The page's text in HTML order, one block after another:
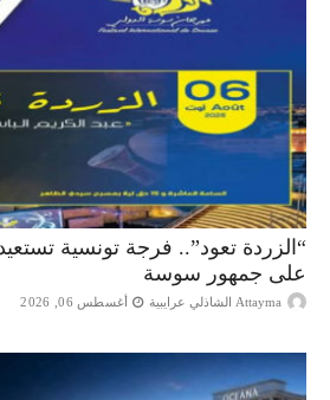
“الزردة تعود”.. فرجة تونسية
على جمهور سوسة
Attayma الشاذلي عرايبية أغسطس 06, 2026